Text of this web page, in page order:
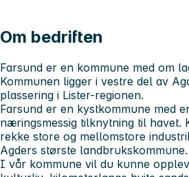
Om bedriften
Farsund er en kommune med om
Kommunen ligger i vestre del av
plassering i Lister-regionen.
Farsund er en kystkommune med
næringsmessig tilknytning til havet.
rekke store og mellomstore
Agders største landbrukskommune.
I vår kommune vil du kunne